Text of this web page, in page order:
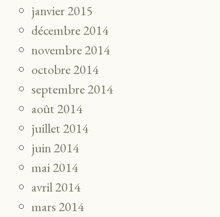
janvier 2015
décembre 2014
novembre 2014
octobre 2014
septembre 2014
août 2014
juillet 2014
juin 2014
mai 2014
avril 2014
mars 2014